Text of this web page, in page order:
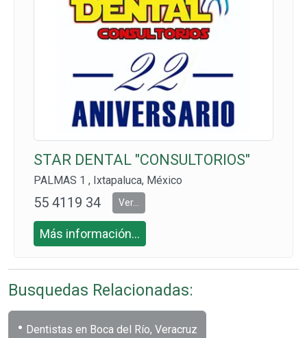
STAR DENTAL "CONSULTORIOS"
PALMAS 1 , Ixtapaluca, México
55 4119 34
72 CEL: 55
4029 8470
Ver...
Más información...
Busquedas Relacionadas:
• Dentistas en Boca del Río, Veracruz